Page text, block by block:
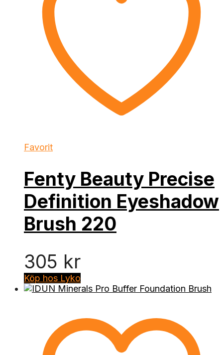
Favorit
Fenty Beauty Precise
Definition Eyeshadow
Brush 220
305 kr
Köp hos Lyko